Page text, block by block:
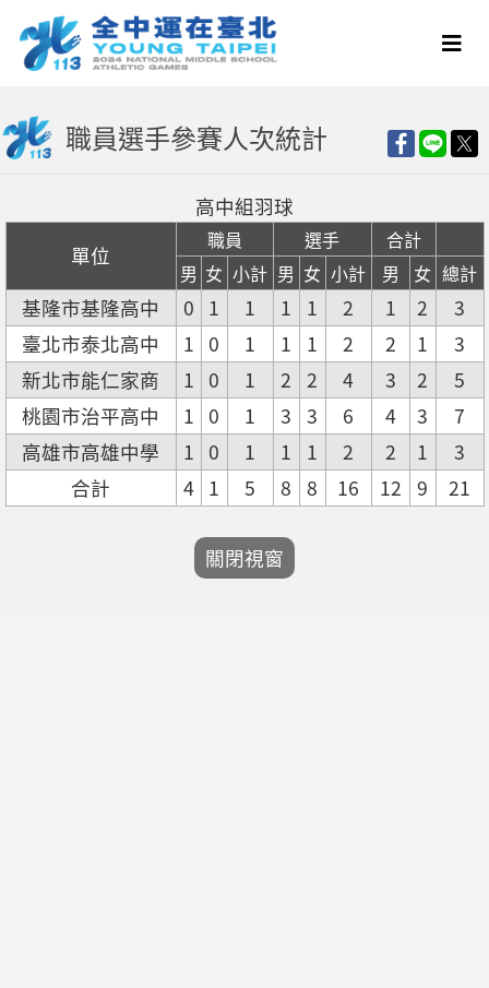
職員選手參賽人次統計
高中組羽球
單位
職員 選手
合計
男 女 小計 男 女 小計 男 女 總計
基隆市基隆高中 0 1 1 1 1 2 1 2
3
臺北市泰北高中
1 0 1 1 1 2 2 1
3
新北市能仁家商
1 0 1 2 2 4 3 2
5
桃園市治平高中
1 0 1 3 3 6 4 3
7
高雄市高雄中學
1 0 1 1 1 2 2 1
3
合計
4 1 5 8 8 16 12 9 21